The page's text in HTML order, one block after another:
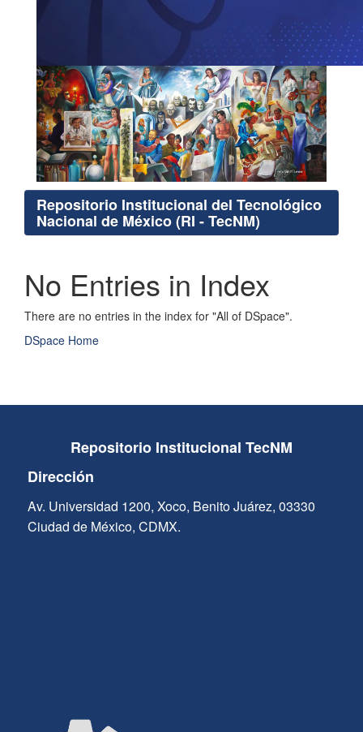
Repositorio Institucional del Tecnológico
Nacional de México (RI - TecNM)
No Entries in Index
There are no entries in the index for "All of DSpace".
DSpace Home
Repositorio Institucional TecNM
Dirección
Av. Universidad 1200, Xoco, Benito Juárez, 03330
Ciudad de México, CDMX.